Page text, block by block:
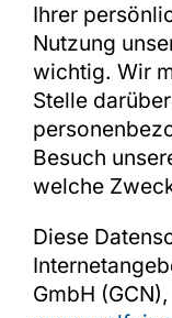
Restaurant &
News
Shop
Ihrer
Nutzung
wichtig. Wir
Stelle
Besuch
welche
Diese
GmbH